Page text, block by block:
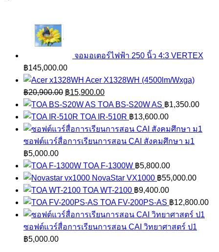
จอมอเตอร์ไฟฟ้า 250 นิ้ว 4:3 VERTEX
฿145,000.00
Acer X1328WH (4500lm/Wxga)
฿20,900.00 Original
price
was:
฿20,900.00.
฿15,900.00Current
price
is:
฿15,900.00.
TOA BS-S20W AS ฿1,350.00
TOA IR-510R ฿13,600.00
ซอฟต์แวร์สื่อการเรียนการสอน CAI สังคมศึกษา ม1
฿5,000.00
TOA F-1300W ฿5,800.00
NovaStar VX1000 ฿55,000.00
TOA WT-2100 ฿9,400.00
TOA FV-200PS-AS ฿12,800.00
ซอฟต์แวร์สื่อการเรียนการสอน CAI วิทยาศาสตร์ ป1
฿5,000.00